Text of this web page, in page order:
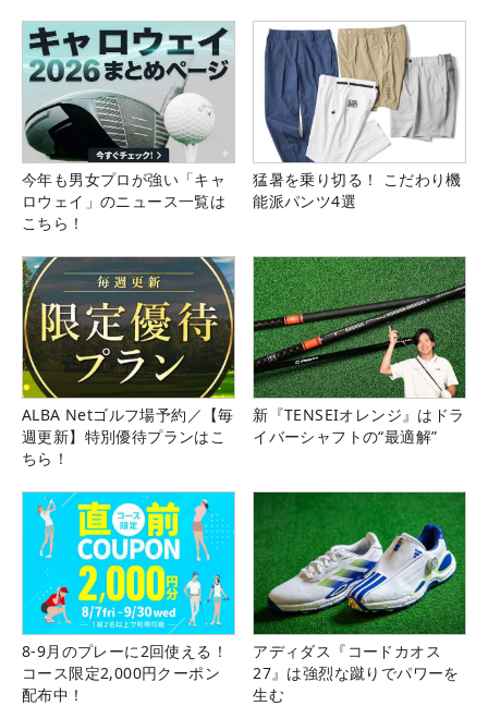
今年も男女プロが強い「キャ
ロウェイ」のニュース一覧は
こちら！
猛暑を乗り切る！ こだわり機
能派パンツ4選
ALBA Netゴルフ場予約／【毎
週更新】特別優待プランはこ
ちら！
新『TENSEIオレンジ』はドラ
イバーシャフトの“最適解”
8-9月のプレーに2回使える！
コース限定2,000円クーポン
配布中！
アディダス『コードカオス
27』は強烈な蹴りでパワーを
生む